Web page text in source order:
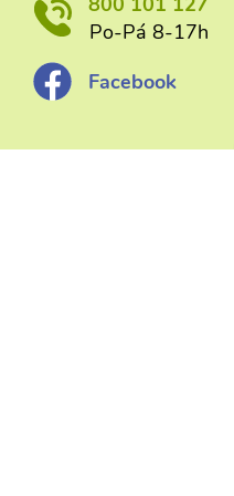
800 101 127
Po-Pá 8-17h
Facebook